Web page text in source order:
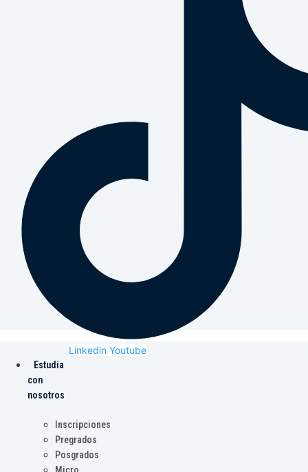
Linkedin Youtube
Estudia
con
nosotros
Inscripciones
Pregrados
Posgrados